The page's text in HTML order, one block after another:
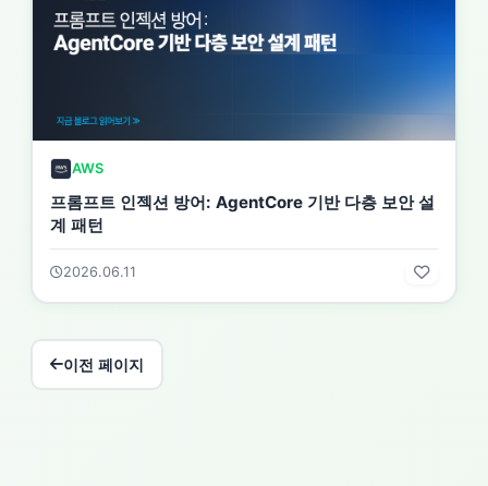
AWS
프롬프트 인젝션 방어: AgentCore 기반 다층 보안 설
계 패턴
2026.06.11
이전 페이지